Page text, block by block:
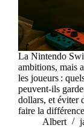
La Nintendo
ambitions, mais
les joueurs :
peuvent-ils
dollars, et éviter
faire la
Albert